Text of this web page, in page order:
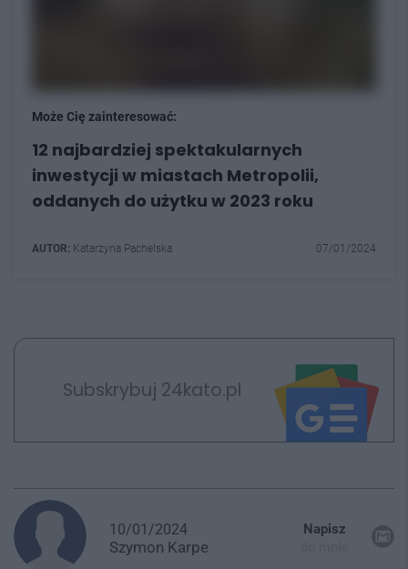
Może Cię zainteresować:
12 najbardziej spektakularnych
inwestycji w miastach Metropolii,
oddanych do użytku w 2023 roku
AUTOR: Katarzyna Pachelska 07/01/2024
Subskrybuj 24kato.pl
10/01/2024
Szymon Karpe
Napisz